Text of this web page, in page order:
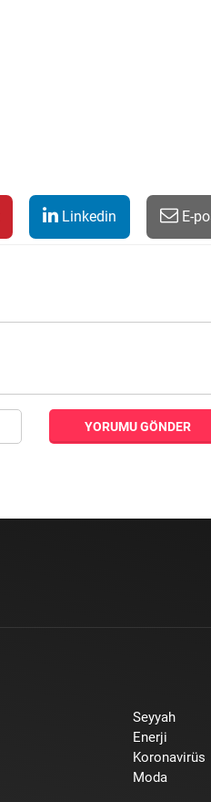
Linkedin E-
YORUMU GÖNDER
Seyyah
Enerji
Koronavirüs
Moda